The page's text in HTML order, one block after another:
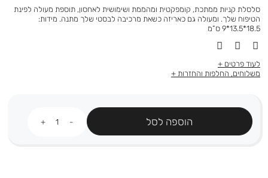
מוצר
סלסלת קניות ממתכת, קומפקטית ומהממת ושימושית לאחסון, תוספת מעולה לפינת
הטיפוח שלך. ומעולה גם כאריזה כשאת מרכיבה לבסטי שלך מתנה. מידות:
18.5*13.5*9 ס”מ
לעוד פרטים
משלוחים, החלפות והחזרות
הוספה לסל